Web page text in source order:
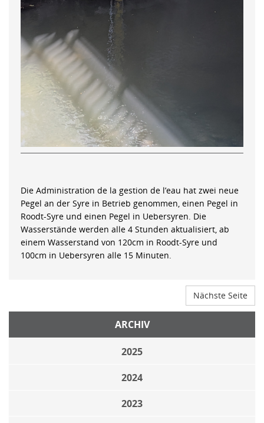
Die Administration de la gestion de l’eau hat zwei neue
Pegel an der Syre in Betrieb genommen, einen Pegel in
Roodt-Syre und einen Pegel in Uebersyren. Die
Wasserstände werden alle 4 Stunden aktualisiert, ab
einem Wasserstand von 120cm in Roodt-Syre und
100cm in Uebersyren alle 15 Minuten.
Nächste Seite
ARCHIV
2025
2024
2023